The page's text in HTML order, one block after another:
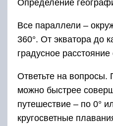
Определение
Все параллели –
360°. От экватора до
градусное расстояние
Ответьте на вопросы.
можно быстрее
путешествие – по 0°
кругосветные